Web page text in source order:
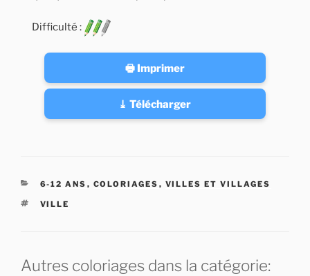
Difficulté :
🖶 Imprimer
⤓ Télécharger
CATÉGORIES
6-12 ANS , COLORIAGES , VILLES ET VILLAGES
ÉTIQUETTES
VILLE
Autres coloriages dans la catégorie: